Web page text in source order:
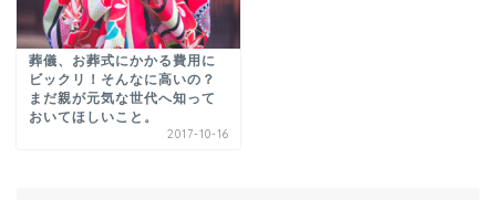
葬儀、お葬式にかかる費用に
ビックリ！そんなに高いの？
まだ親が元気な世代へ知って
おいてほしいこと。
2017-10-16